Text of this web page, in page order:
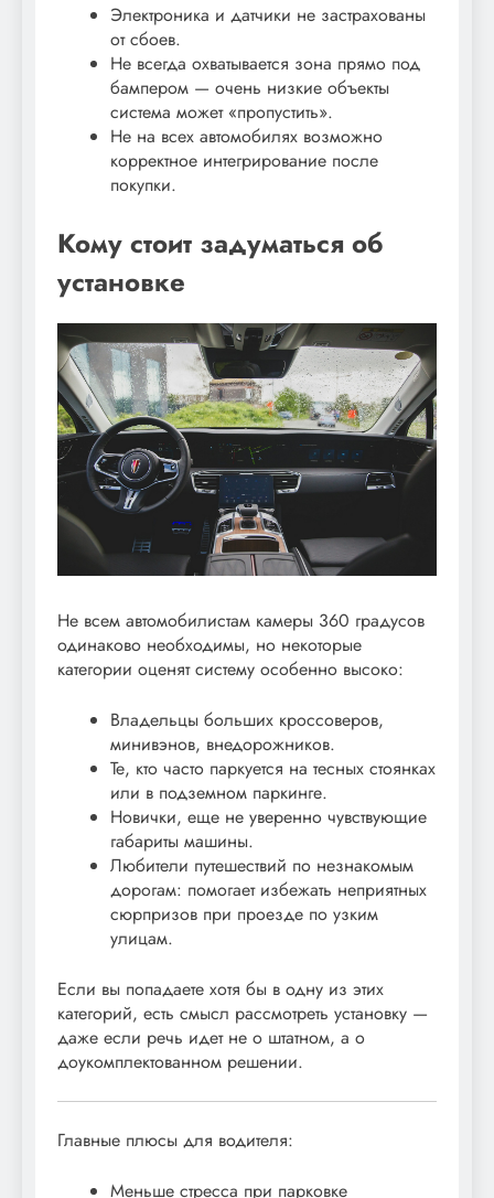
Электроника и датчики не застрахованы
от сбоев.
Не всегда охватывается зона прямо под
бампером — очень низкие объекты
система может «пропустить».
Не на всех автомобилях возможно
корректное интегрирование после
покупки.
Кому стоит задуматься об
установке
Не всем автомобилистам камеры 360 градусов
одинаково необходимы, но некоторые
категории оценят систему особенно высоко:
Владельцы больших кроссоверов,
минивэнов, внедорожников.
Те, кто часто паркуется на тесных стоянках
или в подземном паркинге.
Новички, еще не уверенно чувствующие
габариты машины.
Любители путешествий по незнакомым
дорогам: помогает избежать неприятных
сюрпризов при проезде по узким
улицам.
Если вы попадаете хотя бы в одну из этих
категорий, есть смысл рассмотреть установку —
даже если речь идет не о штатном, а о
доукомплектованном решении.
Главные плюсы для водителя:
Меньше стресса при парковке